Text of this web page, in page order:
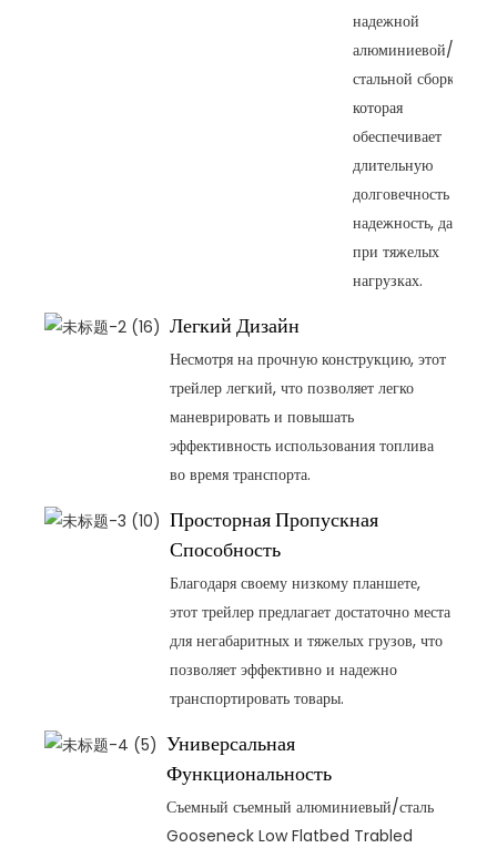
надежной
алюминиевой/
стальной сборкой,
которая
обеспечивает
длительную
долговечность и
надежность, даже
при тяжелых
нагрузках.
Легкий Дизайн
Несмотря на прочную конструкцию, этот
трейлер легкий, что позволяет легко
маневрировать и повышать
эффективность использования топлива
во время транспорта.
Просторная Пропускная
Способность
Благодаря своему низкому планшете,
этот трейлер предлагает достаточно места
для негабаритных и тяжелых грузов, что
позволяет эффективно и надежно
транспортировать товары.
Универсальная
Функциональность
Съемный съемный алюминиевый/сталь
Gooseneck Low Flatbed Trabled